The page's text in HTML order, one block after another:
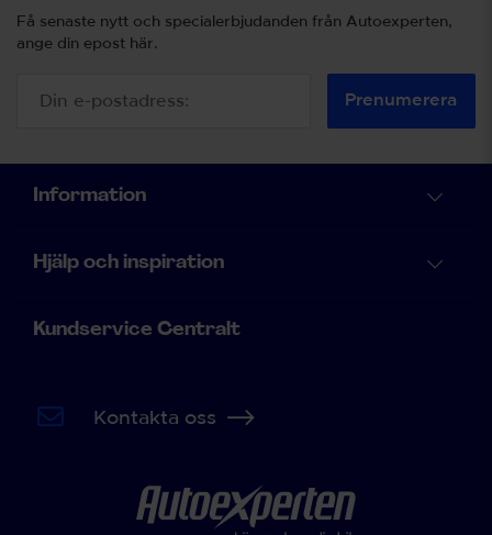
Få senaste nytt och specialerbjudanden från Autoexperten,
ange din epost här.
Prenumerera
Information
Hjälp och inspiration
Kundservice Centralt
Kontakta oss